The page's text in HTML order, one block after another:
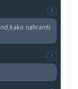
nahraniti